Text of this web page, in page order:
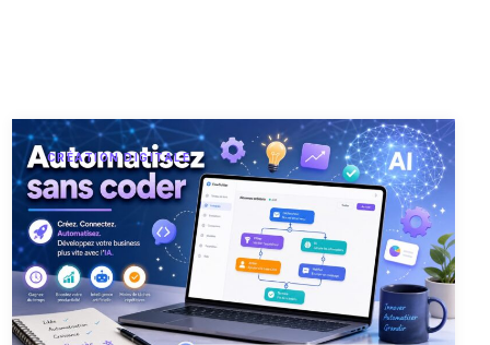
CRÉATION DIGITALE